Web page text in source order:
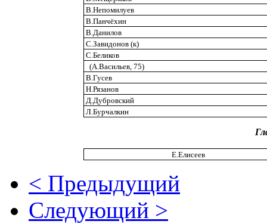
В.Непомилуев
В.Панчёхин
В.Данилов
С.Завидонов (к)
С.Беликов
(А.Васильев, 75)
В.Гусев
Н.Рязанов
Д.Дубровский
Л.Бурчалкин
Е.Елисеев
< Предыдущий
Следующий >